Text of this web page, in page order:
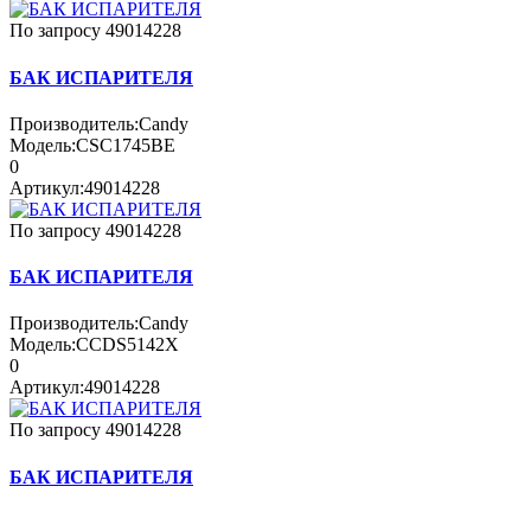
По запросу 49014228
БАК ИСПАРИТЕЛЯ
Производитель:Candy
Модель:CSC1745BE
0
Артикул:49014228
По запросу 49014228
БАК ИСПАРИТЕЛЯ
Производитель:Candy
Модель:CCDS5142X
0
Артикул:49014228
По запросу 49014228
БАК ИСПАРИТЕЛЯ